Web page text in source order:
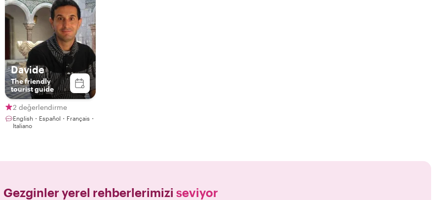
Davide
The friendly
tourist guide
2 değerlendirme
English・Español・Français・
Italiano
Gezginler yerel rehberlerimizi seviyor